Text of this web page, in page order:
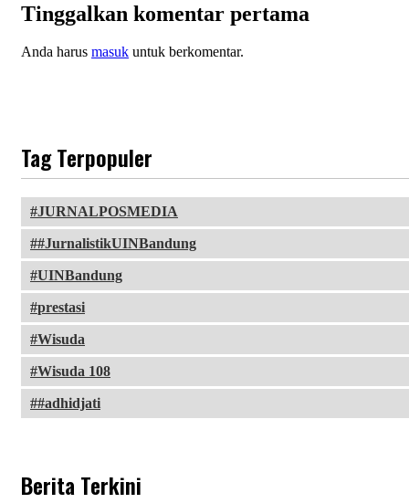
Tinggalkan komentar pertama
Anda harus masuk untuk berkomentar.
Tag Terpopuler
JURNALPOSMEDIA
#JurnalistikUINBandung
UINBandung
prestasi
Wisuda
Wisuda 108
#adhidjati
Berita Terkini